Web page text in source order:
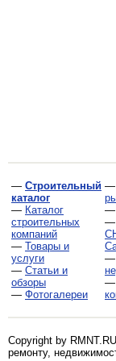
— Строительный
каталог
— Каталог
строительных
компаний
— Товары и
услуги
— Статьи и
обзоры
— Фотогалереи
—
—
—
—
—
Copyright by
ремонту,